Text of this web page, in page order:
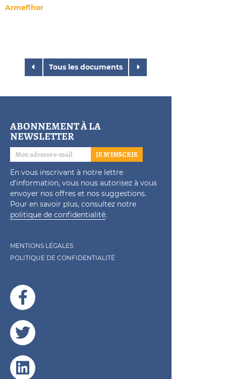
Armeflhor
Tous les documents
ABONNEMENT À LA
NEWSLETTER
JE M'INSCRIS
En vous inscrivant à notre lettre
d'information, vous nous autorisez à vous
envoyer nos offres et nos suggestions.
Pour en savoir plus, consultez notre
politique de confidentialité.
MENTIONS LÉGALES
POLITIQUE DE CONFIDENTIALITÉ